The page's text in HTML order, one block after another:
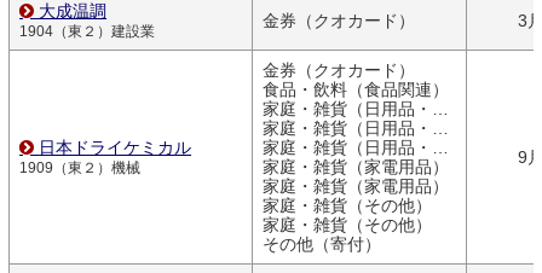
大成温調
1904（東２）建設業
金券（クオカード） 3
日本ドライケミカル
1909（東２）機械
金券（クオカード）
食品・飲料（食品関連）
家庭・雑貨（日用品・文房具）
家庭・雑貨（日用品・文房具）
家庭・雑貨（日用品・文房具）
家庭・雑貨（家電用品）
家庭・雑貨（家電用品）
家庭・雑貨（その他）
家庭・雑貨（その他）
その他（寄付）
9